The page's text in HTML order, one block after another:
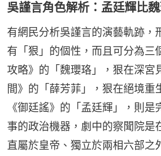
吳謹言角色解析：孟廷輝比
有網民分析吳謹言的演藝軌跡，
有「狠」的個性，而且可分為三
攻略》的「魏瓔珞」，狠在深宮
間》的「薛芳菲」，狠在絕境重
《御廷謠》的「孟廷輝」，則
事的政治機器，劇中的察聞院是
直屬於皇帝、獨立於兩相六部之